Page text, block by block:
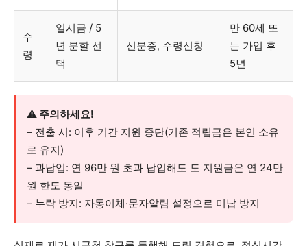
수
령
일시금 / 5
년 분할 선
택
신분증, 수령신청
만 60세 또
는 가입 후
5년
⚠️ 주의하세요!
– 전출 시: 이후 기간 지원 중단(기존 적립금은 본인 소유
로 유지)
– 과납입: 연 96만 원 초과 납입해도 도 지원금은 연 24만
원 한도 동일
– 누락 방지: 자동이체·문자알림 설정으로 미납 방지